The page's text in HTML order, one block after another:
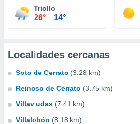
Triollo
26° 14°
Localidades cercanas
Soto de Cerrato (3.28 km)
Reinoso de Cerrato (3.75 km)
Villaviudas (7.41 km)
Villalobón (8.18 km)